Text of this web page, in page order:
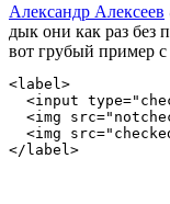
Александр Алексеев
дык они как раз без
вот грубый пример
<label>
<input
<img
<img
</label>